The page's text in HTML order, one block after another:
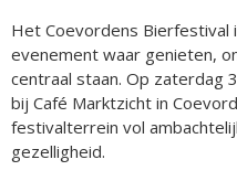
Het Coevordens Bierfestival
evenement waar genieten,
centraal staan. Op zaterdag
bij Café Marktzicht in
festivalterrein vol
gezelligheid.